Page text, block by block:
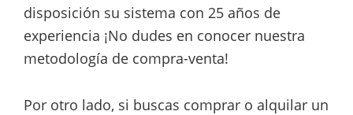
disposición su sistema con 25 años de
experiencia ¡No dudes en conocer nuestra
metodología de compra-venta!
Por otro lado, si buscas comprar o alquilar un